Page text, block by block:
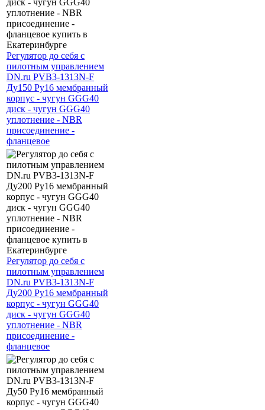
Регулятор до себя с
пилотным управлением
DN.ru PVB3-1313N-F
Ду150 Ру16 мембранный
корпус - чугун GGG40
диск - чугун GGG40
уплотнение - NBR
присоединение -
фланцевое
Регулятор до себя с
пилотным управлением
DN.ru PVB3-1313N-F
Ду200 Ру16 мембранный
корпус - чугун GGG40
диск - чугун GGG40
уплотнение - NBR
присоединение -
фланцевое